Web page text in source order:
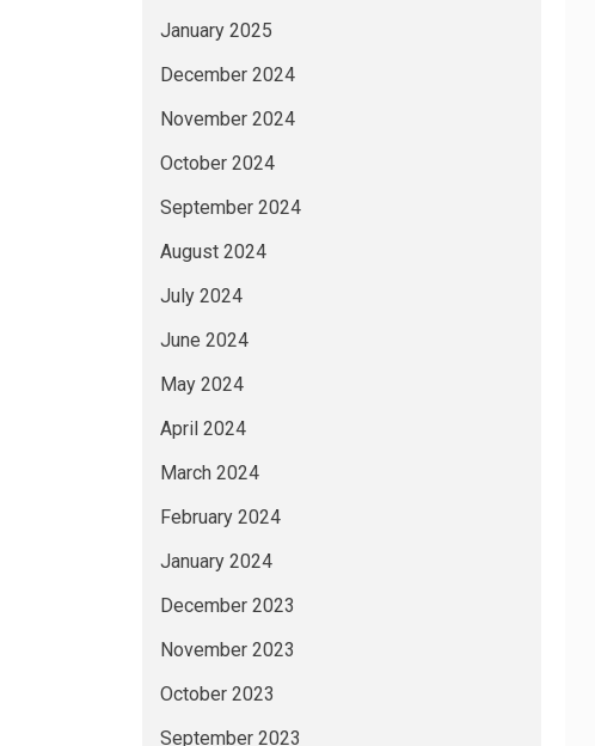
January 2025
December 2024
November 2024
October 2024
September 2024
August 2024
July 2024
June 2024
May 2024
April 2024
March 2024
February 2024
January 2024
December 2023
November 2023
October 2023
September 2023